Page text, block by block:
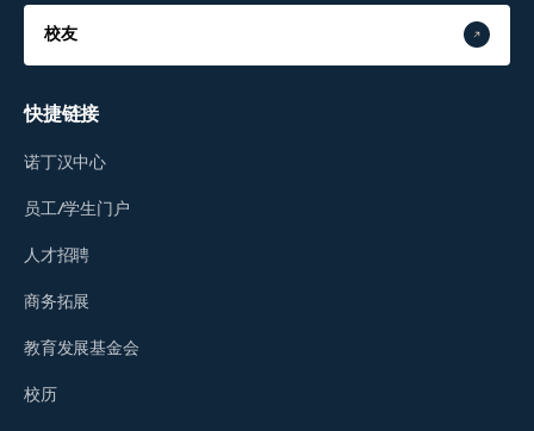
校友
快捷链接
诺丁汉中心
员工/学生门户
人才招聘
商务拓展
教育发展基金会
校历